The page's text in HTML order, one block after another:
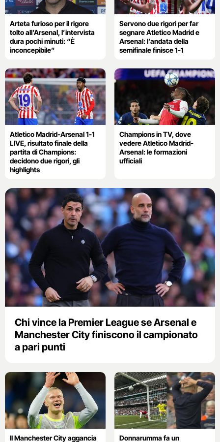
Arteta furioso per il rigore
tolto all’Arsenal, l’intervista
dura pochi minuti: “È
inconcepibile”
Servono due rigori per far
segnare Atletico Madrid e
Arsenal: l’andata della
semifinale finisce 1-1
Atletico Madrid-Arsenal 1-1
LIVE, risultato finale della
partita di Champions:
decidono due rigori, gli
highlights
Champions in TV, dove
vedere Atletico Madrid-
Arsenal: le formazioni
ufficiali
Chi vince la Premier League se Arsenal e
Manchester City finiscono il campionato
a pari punti
Il Manchester City aggancia Donnarumma fa un